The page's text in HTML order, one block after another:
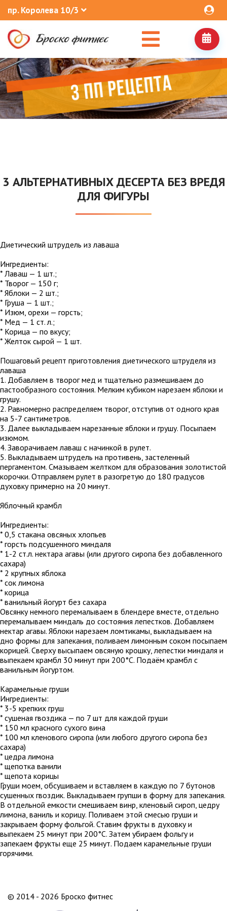
пр. Королева 10/3
​3 АЛЬТЕРНАТИВНЫХ ДЕСЕРТА БЕЗ ВРЕДЯ
ДЛЯ ФИГУРЫ
Диетический штрудель из лаваша
Ингредиенты:
* Лаваш — 1 шт.;
* Творог — 150 г;
* Яблоки — 2 шт.;
* Груша — 1 шт.;
* Изюм, орехи — горсть;
* Мед — 1 ст. л.;
* Корица — по вкусу;
* Желток сырой — 1 шт.
Пошаговый рецепт приготовления диетического штруделя из
лаваша
1. Добавляем в творог мед и тщательно размешиваем до
пастообразного состояния. Мелким кубиком нарезаем яблоки и
грушу.
2. Равномерно распределяем творог, отступив от одного края
на 5-7 сантиметров.
3. Далее выкладываем нарезанные яблоки и грушу. Посыпаем
изюмом.
4. Заворачиваем лаваш с начинкой в рулет.
5. Выкладываем штрудель на противень, застеленный
пергаментом. Смазываем желтком для образования золотистой
корочки. Отправляем рулет в разогретую до 180 градусов
духовку примерно на 20 минут.
Яблочный крамбл
Ингредиенты:
* 0,5 стакана овсяных хлопьев
* горсть подсушенного миндаля
* 1-2 ст.л. нектара агавы (или другого сиропа без добавленного
сахара)
* 2 крупных яблока
* сок лимона
* корица
* ванильный йогурт без сахара
Овсянку немного перемалываем в блендере вместе, отдельно
перемалываем миндаль до состояния лепестков. Добавляем
нектар агавы. Яблоки нарезаем ломтикамы, выкладываем на
дно формы для запекания, поливаем лимонным соком посыпаем
корицей. Сверху высыпаем овсяную крошку, лепестки миндаля и
выпекаем крамбл 30 минут при 200°C. Подаём крамбл с
ванильным йогуртом.
Карамельные груши
Ингредиенты:
* 3-5 крепких груш
* сушеная гвоздика — по 7 шт для каждой груши
* 150 мл красного сухого вина
* 100 мл кленового сиропа (или любого другого сиропа без
сахара)
* цедра лимона
* щепотка ванили
* щепота корицы
Груши моем, обсушиваем и вставляем в каждую по 7 бутонов
сушенных гвоздик. Выкладываем групши в форму для запекания.
В отдельной емкости смешиваем винр, кленовый сироп, цедру
лимона, ваниль и корицу. Поливаем этой смесью груши и
закрываем форму фольгой. Ставим фрукты в духовку и
выпекаем 25 минут при 200°C. Затем убираем фольгу и
запекаем фрукты еще 25 минут. Подаем карамельные груши
горячими.
© 2014 - 2026 Броско фитнес